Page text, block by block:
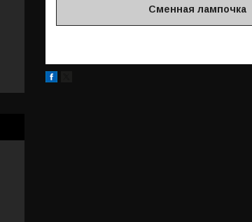
Сменная лампочка